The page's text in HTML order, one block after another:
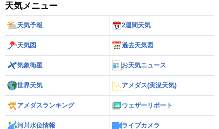
天気メニュー
天気予報 2週間天気
天気図 過去天気図
気象衛星 お天気ニュース
世界天気 アメダス(実況天気)
アメダスランキング ウェザーリポート
河川水位情報 ライブカメラ